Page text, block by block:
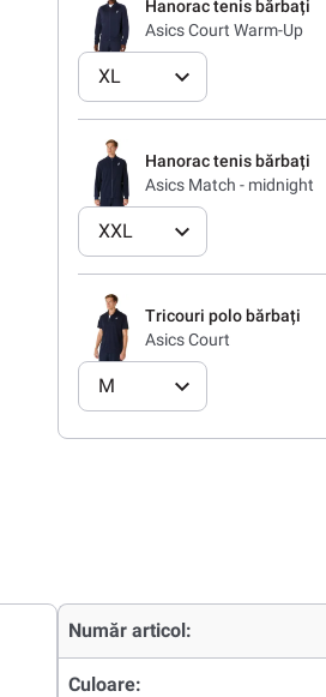
Hanorac tenis bărbați
Asics Court Warm-Up
XL
Hanorac tenis bărbați
Asics Match - midnight
XXL
Tricouri polo bărbați
Asics Court
M
Număr articol:
Culoare: